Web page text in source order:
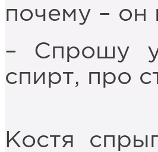
почему – он
– Спрошу
спирт, про
Костя